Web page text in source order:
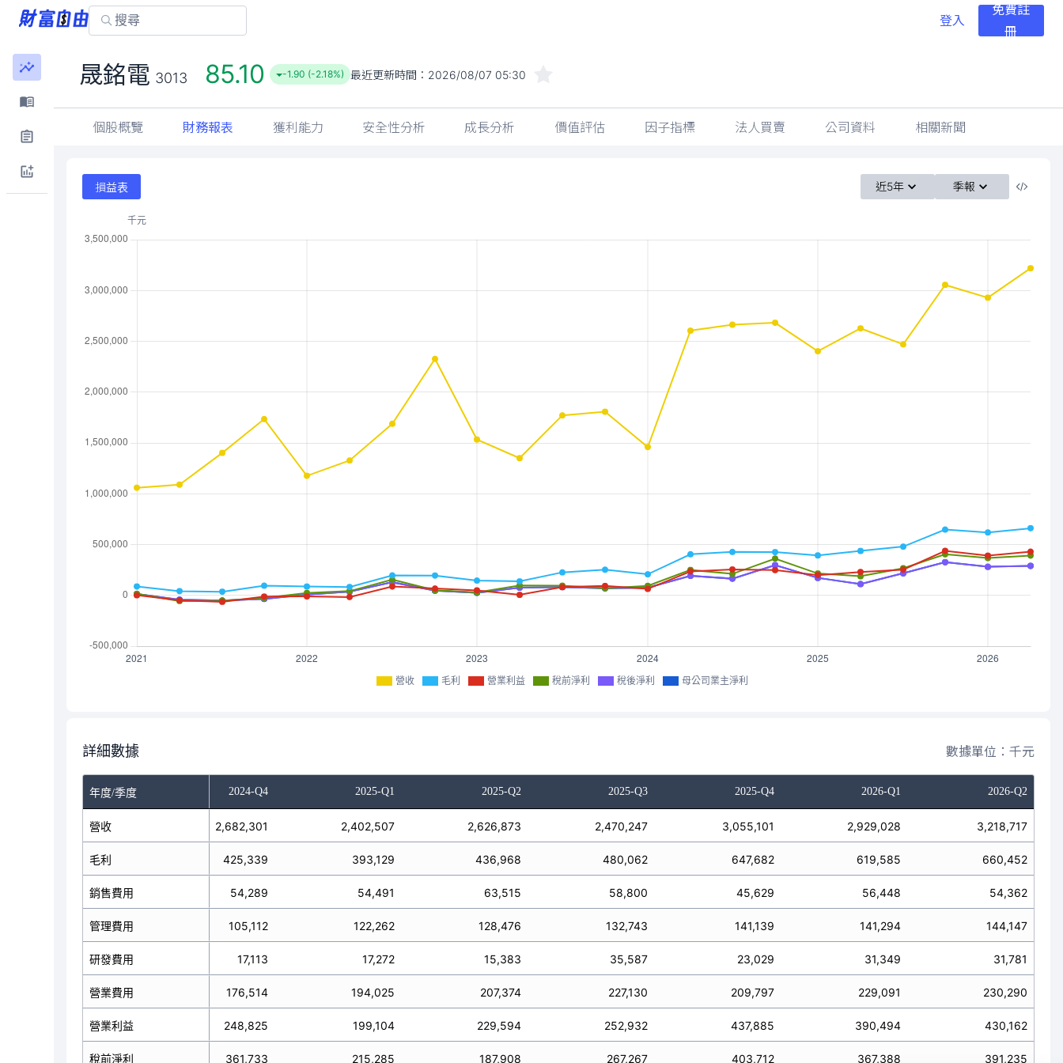
登入
免費註
冊
晟銘電 3013 85.10 -1.90 (-2.18%) 最近更新時間： 2026/08/07 05:30
個股概覽 財務報表 獲利能力 安全性分析 成長分析 價值評估 因子指標 法人買賣 公司資料 相關新聞
損益表 近5年 季報
營收 毛利 營業利益 稅前淨利 稅後淨利 母公司業主淨利
詳細數據 數據單位：千元
年度/季度
2024-Q3 2024-Q4 2025-Q1 2025-Q2 2025-Q3 2025-Q4 2026-Q1 2026-Q2
營收
毛利
銷售費用
管理費用
研發費用
營業費用
營業利益
稅前淨利
2,663,170 2,682,301 2,402,507 2,626,873 2,470,247 3,055,101 2,929,028 3,218,717
427,616 425,339 393,129 436,968 480,062 647,682 619,585 660,452
66,682 54,289 54,491 63,515 58,800 45,629 56,448 54,362
89,320 105,112 122,262 128,476 132,743 141,139 141,294 144,147
17,055 17,113 17,272 15,383 35,587 23,029 31,349 31,781
173,057 176,514 194,025 207,374 227,130 209,797 229,091 230,290
254,559 248,825 199,104 229,594 252,932 437,885 390,494 430,162
211,416 361,733 215,285 187,908 267,267 403,712 367,388 391,235